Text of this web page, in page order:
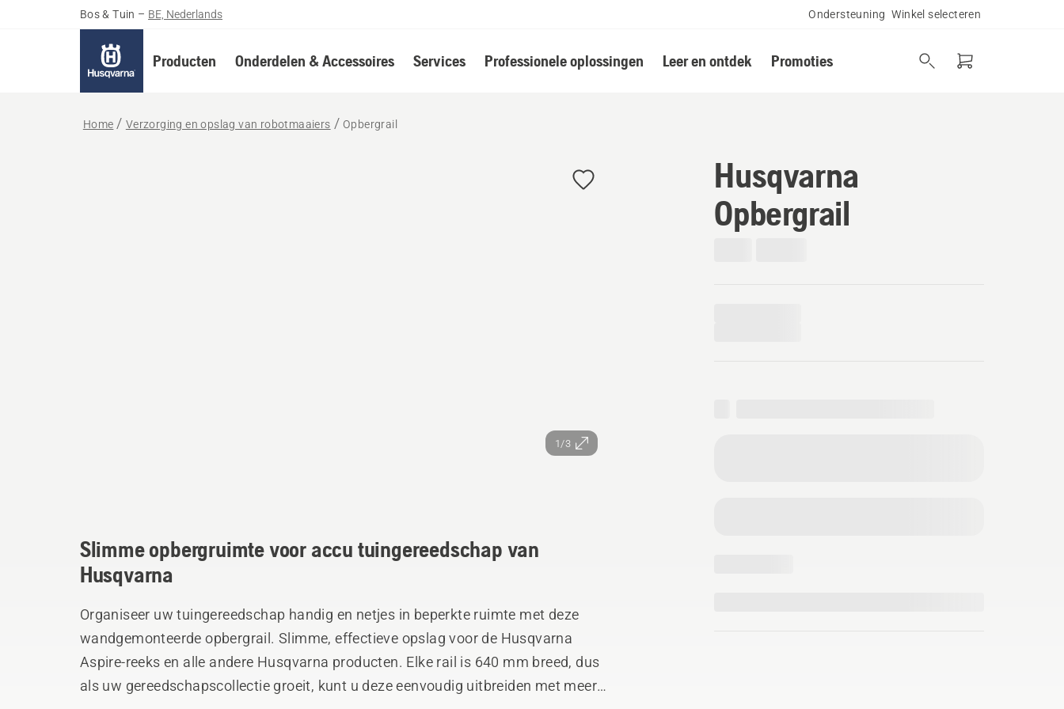
Bos & Tuin – BE, Nederlands Ondersteuning Winkel selecteren
Producten Onderdelen & Accessoires Services Professionele oplossingen Leer en ontdek Promoties
Home Verzorging en opslag van robotmaaiers Opbergrail
1/3
Husqvarna
Opbergrail
Slimme opbergruimte voor accu tuingereedschap van
Husqvarna
Organiseer uw tuingereedschap handig en netjes in beperkte ruimte met deze
wandgemonteerde opbergrail. Slimme, effectieve opslag voor de Husqvarna
Aspire-reeks en alle andere Husqvarna producten. Elke rail is 640 mm breed, dus
als uw gereedschapscollectie groeit, kunt u deze eenvoudig uitbreiden met meer